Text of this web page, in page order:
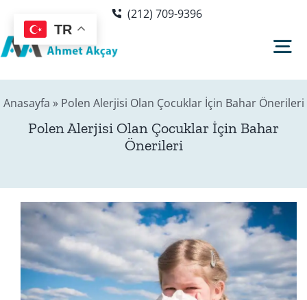
content
(212) 709-9396
Hakkımda
Blog
Editör
Anasayfa » Polen Alerjisi Olan Çocuklar İçin Bahar Önerileri
Polen Alerjisi Olan Çocuklar İçin Bahar
Önerileri
TR